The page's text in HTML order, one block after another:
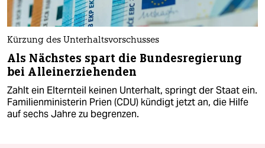
Kürzung des Unterhaltsvorschusses
Als Nächstes spart die Bundesregierung
bei Alleinerziehenden
Zahlt ein Elternteil keinen Unterhalt, springt der Staat ein.
Familienministerin Prien (CDU) kündigt jetzt an, die Hilfe
auf sechs Jahre zu begrenzen.